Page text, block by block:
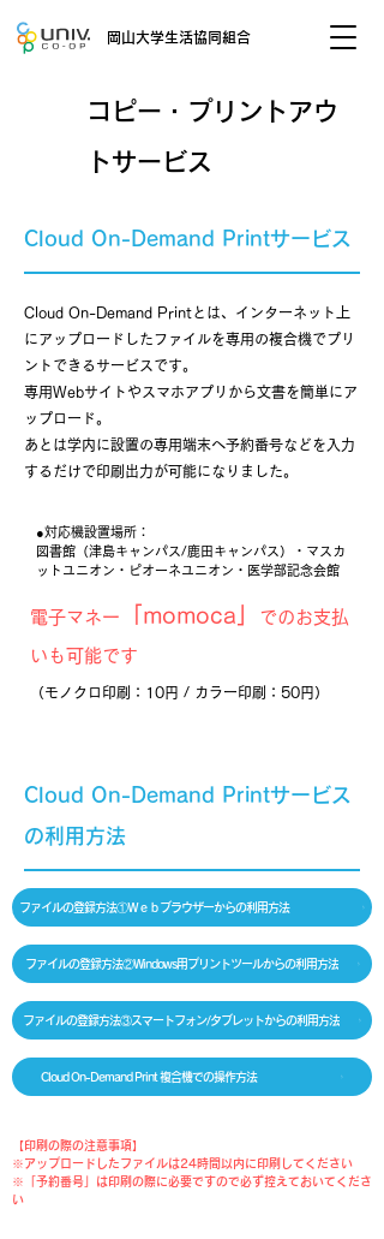
岡山大学生活協同組合
​コピー・プリントアウ
トサービス
Cloud On-Demand Printサービス
Cloud On-Demand Printとは、インターネット上
にアップロードしたファイルを専用の複合機でプリ
ントできるサービスです。
専用Webサイトやスマホアプリから文書を簡単にア
ップロード。
​あとは学内に設置の専用端末へ予約番号などを入力
するだけで印刷出力が可能になりました。
●対応機設置場所：
図書館（津島キャンパス/鹿田キャンパス）・マスカ
ットユニオン・ピオーネユニオン・医学部記念会館
電子マネー 「momoca」 でのお支払
いも可能です
（モノクロ印刷：10円 / カラー印刷：50円）
Cloud On-Demand Printサービス
の利用方法
ファイルの登録方法①Ｗｅｂブラウザーからの利用方法
ファイルの登録方法②Windows用プリントツールからの利用方法
ファイルの登録方法③スマートフォン/タブレットからの利用方法
Cloud On-Demand Print 複合機での操作方法
【印刷の際の注意事項】​
※アップロードしたファイルは24時間以内に印刷してください
​※「予約番号」は印刷の際に必要ですので必ず控えておいてくださ
い